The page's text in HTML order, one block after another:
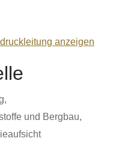
anzeigen
und Bergbau,